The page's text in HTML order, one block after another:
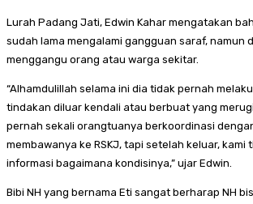
Lurah Padang Jati, Edwin Kahar mengatakan
sudah lama mengalami gangguan saraf, namun
menggangu orang atau warga sekitar.
“Alhamdulillah selama ini dia tidak pernah
tindakan diluar kendali atau berbuat yang
pernah sekali orangtuanya berkoordinasi
membawanya ke RSKJ, tapi setelah keluar, kami
informasi bagaimana kondisinya,” ujar Edwin.
Bibi NH yang bernama Eti sangat berharap NH